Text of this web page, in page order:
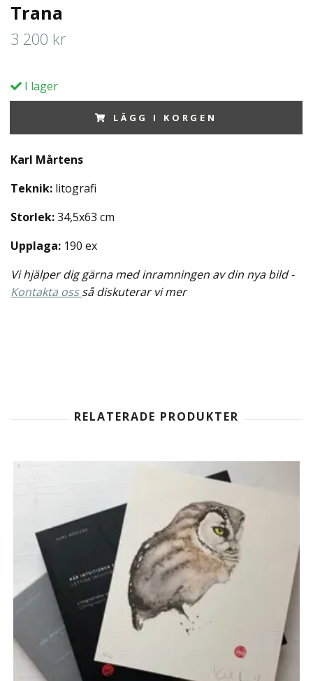
Trana
3 200 kr
I lager
LÄGG I KORGEN
Karl Mårtens
Teknik: litografi
Storlek:34,5x63 cm
Upplaga: 190 ex
Vi hjälper dig gärna med inramningen av din nya bild -
Kontakta ossså diskuterar vi mer